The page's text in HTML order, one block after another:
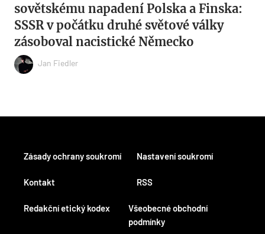
sovětskému napadení Polska a Finska:
SSSR v počátku druhé světové války
zásoboval nacistické Německo
Jan Fiedler
Kontakt
Redakční etický kodex
RSS
Všeobecné obchodní
podmínky
Zásady ochrany soukromí Nastavení soukromí